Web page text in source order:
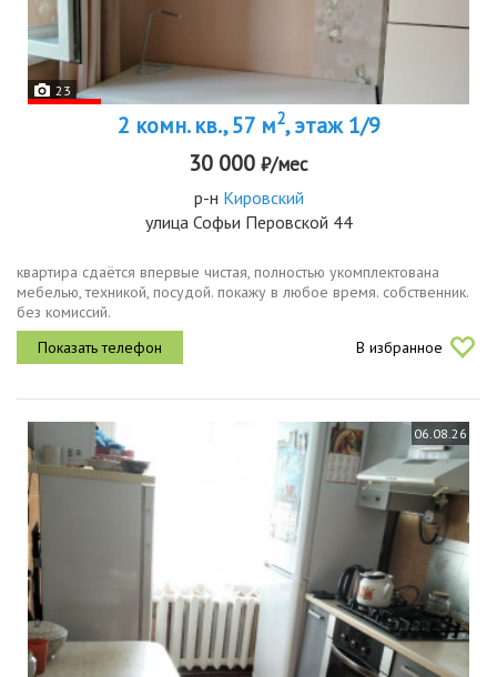
23
2 комн. кв., 57 м2, этаж 1/9
30 000 ₽/мес
р-н Кировский
улица Софьи Перовской 44
квартира сдаётся впервые чистая, полностью укомплектована
мебелью, техникой, посудой. покажу в любое время. собственник.
без комиссий.
В избранное
06.08.26